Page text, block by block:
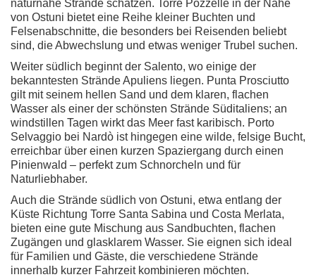
naturnahe Strände schätzen. Torre Pozzelle in der Nähe
von Ostuni bietet eine Reihe kleiner Buchten und
Felsenabschnitte, die besonders bei Reisenden beliebt
sind, die Abwechslung und etwas weniger Trubel suchen.
Weiter südlich beginnt der Salento, wo einige der
bekanntesten Strände Apuliens liegen. Punta Prosciutto
gilt mit seinem hellen Sand und dem klaren, flachen
Wasser als einer der schönsten Strände Süditaliens; an
windstillen Tagen wirkt das Meer fast karibisch. Porto
Selvaggio bei Nardò ist hingegen eine wilde, felsige Bucht,
erreichbar über einen kurzen Spaziergang durch einen
Pinienwald – perfekt zum Schnorcheln und für
Naturliebhaber.
Auch die Strände südlich von Ostuni, etwa entlang der
Küste Richtung Torre Santa Sabina und Costa Merlata,
bieten eine gute Mischung aus Sandbuchten, flachen
Zugängen und glasklarem Wasser. Sie eignen sich ideal
für Familien und Gäste, die verschiedene Strände
innerhalb kurzer Fahrzeit kombinieren möchten.